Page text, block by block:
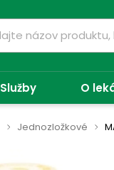
Služby O
Jednozložkové